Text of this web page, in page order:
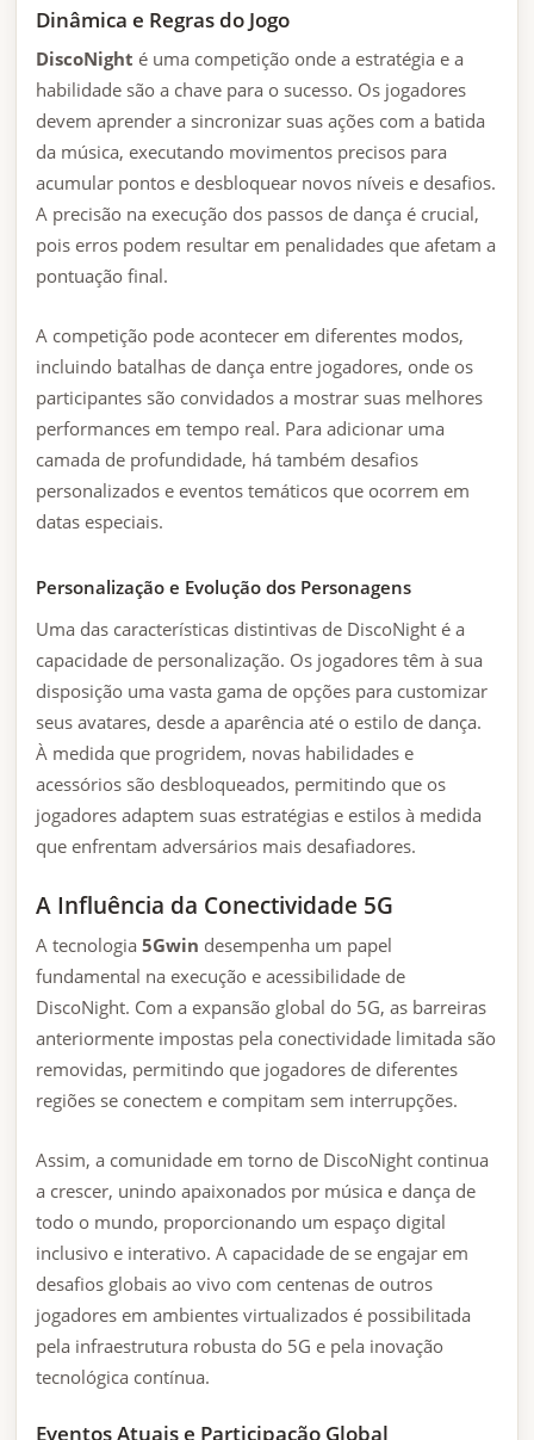
Dinâmica e Regras do Jogo
DiscoNight é uma competição onde a estratégia e a
habilidade são a chave para o sucesso. Os jogadores
devem aprender a sincronizar suas ações com a batida
da música, executando movimentos precisos para
acumular pontos e desbloquear novos níveis e desafios.
A precisão na execução dos passos de dança é crucial,
pois erros podem resultar em penalidades que afetam a
pontuação final.
A competição pode acontecer em diferentes modos,
incluindo batalhas de dança entre jogadores, onde os
participantes são convidados a mostrar suas melhores
performances em tempo real. Para adicionar uma
camada de profundidade, há também desafios
personalizados e eventos temáticos que ocorrem em
datas especiais.
Personalização e Evolução dos Personagens
Uma das características distintivas de DiscoNight é a
capacidade de personalização. Os jogadores têm à sua
disposição uma vasta gama de opções para customizar
seus avatares, desde a aparência até o estilo de dança.
À medida que progridem, novas habilidades e
acessórios são desbloqueados, permitindo que os
jogadores adaptem suas estratégias e estilos à medida
que enfrentam adversários mais desafiadores.
A Influência da Conectividade 5G
A tecnologia5Gwin desempenha um papel
fundamental na execução e acessibilidade de
DiscoNight. Com a expansão global do 5G, as barreiras
anteriormente impostas pela conectividade limitada são
removidas, permitindo que jogadores de diferentes
regiões se conectem e compitam sem interrupções.
Assim, a comunidade em torno de DiscoNight continua
a crescer, unindo apaixonados por música e dança de
todo o mundo, proporcionando um espaço digital
inclusivo e interativo. A capacidade de se engajar em
desafios globais ao vivo com centenas de outros
jogadores em ambientes virtualizados é possibilitada
pela infraestrutura robusta do 5G e pela inovação
tecnológica contínua.
Eventos Atuais e Participação Global